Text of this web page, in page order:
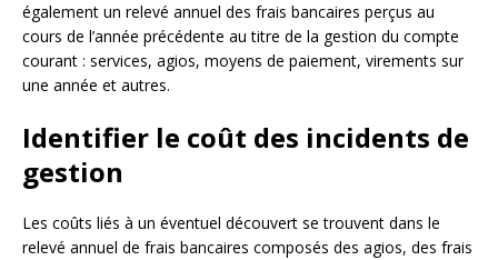
également un relevé annuel des frais bancaires perçus au
cours de l’année précédente au titre de la gestion du compte
courant : services, agios, moyens de paiement, virements sur
une année et autres.
Identifier le coût des incidents de
gestion
Les coûts liés à un éventuel découvert se trouvent dans le
relevé annuel de frais bancaires composés des agios, des frais